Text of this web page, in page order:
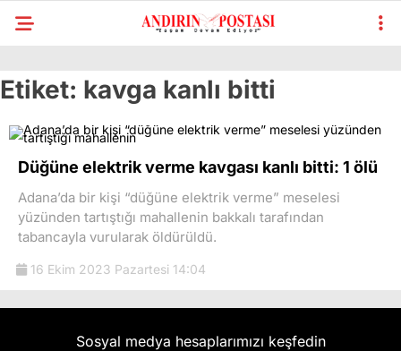
Etiket: kavga kanlı bitti
Düğüne elektrik verme kavgası kanlı bitti: 1 ölü
Adana’da bir kişi “düğüne elektrik verme” meselesi
yüzünden tartıştığı mahallenin bakkalı tarafından
tabancayla vurularak öldürüldü.
16 Ekim 2023 Pazartesi 14:04
Sosyal medya hesaplarımızı keşfedin